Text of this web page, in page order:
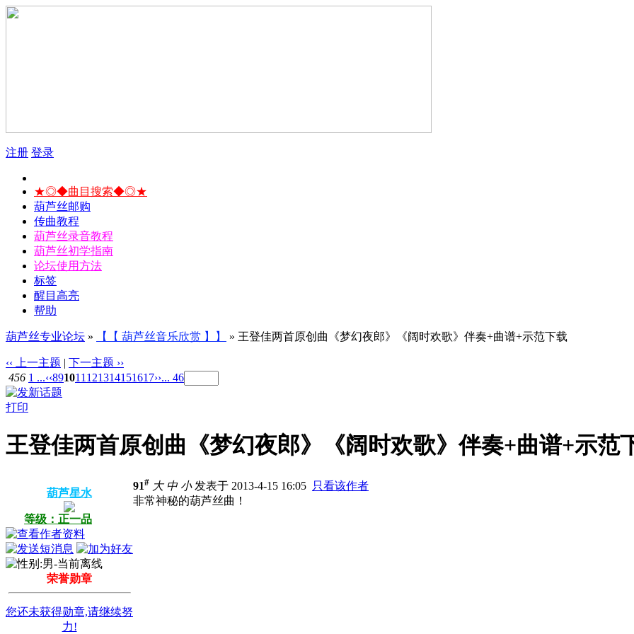
注册 登录
★◎◆曲目搜索◆◎★
葫芦丝邮购
传曲教程
葫芦丝录音教程
葫芦丝初学指南
论坛使用方法
标签
醒目高亮
帮助
葫芦丝专业论坛 » 【【 葫芦丝音乐欣赏 】】 » 王登佳两首原创曲《梦幻夜郎》《阔时欢歌》伴奏+曲谱+示范下载
‹‹ 上一主题 | 下一主题 ››
456 1 ...‹‹891011 121314151617››... 46
打印
王登佳两首原创曲《梦幻夜郎》《阔时欢歌》伴奏+曲谱+示范
葫芦星水
等级：正一品
荣誉勋章
您还未获得勋章,请继续努
力!
91# 大 中 小发表于 2013-4-15 16:05 只看该作者
非常神秘的葫芦丝曲！